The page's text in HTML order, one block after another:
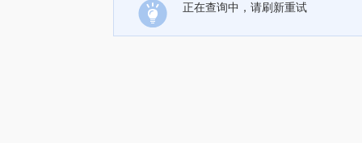
正在查询中，请刷新重试